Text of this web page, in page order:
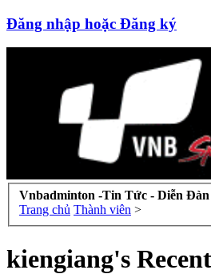
Đăng nhập hoặc Đăng ký
Vnbadminton -Tin Tức - Diễn
Trang chủ Thành viên >
kiengiang's